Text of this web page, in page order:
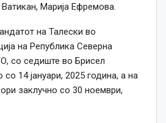
Марија Ефремова.
на Талески во
на Република Северна
со седиште во Брисел
со 14 јануари, 2025 година, а на
заклучно со 30 ноември,